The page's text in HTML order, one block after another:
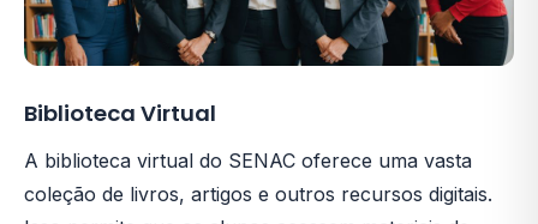
Biblioteca Virtual
A biblioteca virtual do SENAC oferece uma vasta
coleção de livros, artigos e outros recursos digitais.